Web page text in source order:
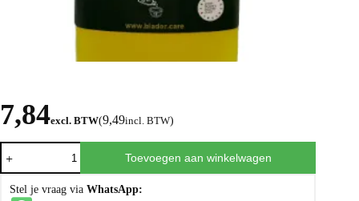
7,84excl. BTW(9,49incl. BTW)
Toevoegen aan winkelwagen
Stel je vraag via WhatsApp: